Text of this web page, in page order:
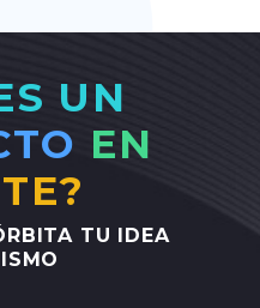
UN
EN
TU IDEA